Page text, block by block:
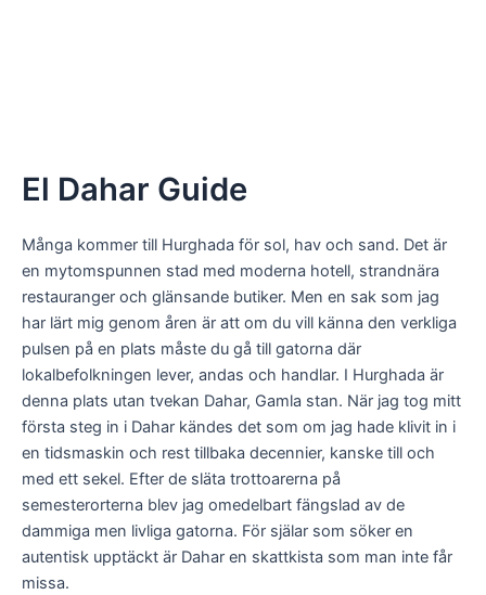
El Dahar Guide
Många kommer till Hurghada för sol, hav och sand. Det är
en mytomspunnen stad med moderna hotell, strandnära
restauranger och glänsande butiker. Men en sak som jag
har lärt mig genom åren är att om du vill känna den verkliga
pulsen på en plats måste du gå till gatorna där
lokalbefolkningen lever, andas och handlar. I Hurghada är
denna plats utan tvekan Dahar, Gamla stan. När jag tog mitt
första steg in i Dahar kändes det som om jag hade klivit in i
en tidsmaskin och rest tillbaka decennier, kanske till och
med ett sekel. Efter de släta trottoarerna på
semesterorterna blev jag omedelbart fängslad av de
dammiga men livliga gatorna. För själar som söker en
autentisk upptäckt är Dahar en skattkista som man inte får
missa.